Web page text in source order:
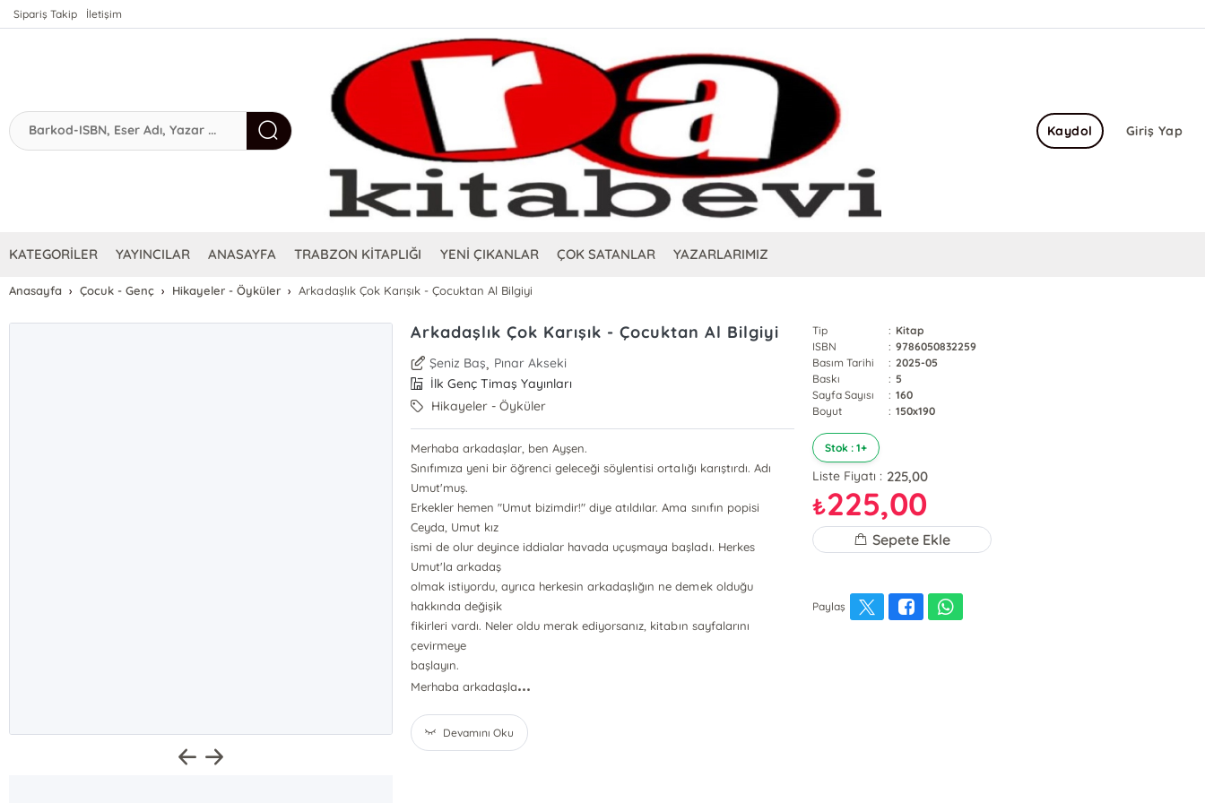
Sipariş Takip İletişim
Giriş Yap
Kaydol
KATEGORİLER YAYINCILAR ANASAYFA TRABZON KİTAPLIĞI YENİ ÇIKANLAR ÇOK SATANLAR YAZARLARIMIZ
Anasayfa Çocuk - Genç Hikayeler - Öyküler Arkadaşlık Çok Karışık - Çocuktan Al Bilgiyi
Arkadaşlık Çok Karışık - Çocuktan Al Bilgiyi
Şeniz Baş, Pınar Akseki
İlk Genç Timaş Yayınları
Hikayeler - Öyküler
Merhaba arkadaşlar, ben Ayşen.
Sınıfımıza yeni bir öğrenci geleceği söylentisi ortalığı karıştırdı. Adı
Umut'muş.
Erkekler hemen "Umut bizimdir!" diye atıldılar. Ama sınıfın popisi
Ceyda, Umut kız
ismi de olur deyince iddialar havada uçuşmaya başladı. Herkes
Umut'la arkadaş
olmak istiyordu, ayrıca herkesin arkadaşlığın ne demek olduğu
hakkında değişik
fikirleri vardı. Neler oldu merak ediyorsanız, kitabın sayfalarını
çevirmeye
başlayın.
Merhaba arkadaşla...
Devamını Oku
Tip : Kitap
ISBN
: 9786050832259
Basım Tarihi
: 2025-05
Baskı
: 5
Sayfa Sayısı
: 160
Boyut
: 150x190
Stok : 1+
Liste Fiyatı : 225,00
₺225,00
Sepete Ekle
Paylaş